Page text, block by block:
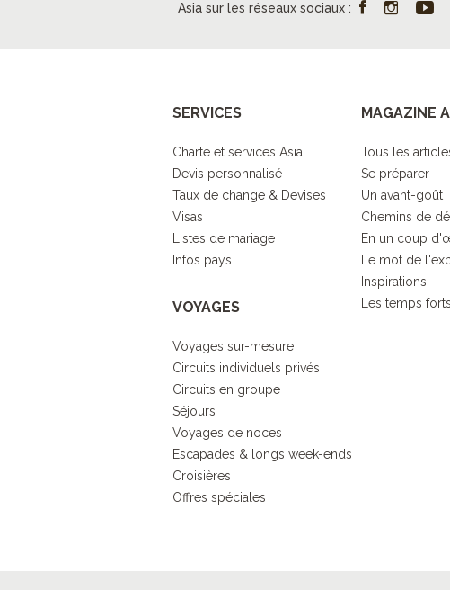
Asia sur les réseaux sociaux :
SERVICES
Charte et services Asia
Devis personnalisé
Taux de change & Devises
Visas
Listes de mariage
Infos pays
VOYAGES
Voyages sur-mesure
Circuits individuels privés
Circuits en groupe
Séjours
Voyages de noces
Escapades & longs week-ends
Croisières
Offres spéciales
MAGAZINE
Tous les
Se préparer
Un avant-goût
Chemins de
En un coup
Le mot de
Inspirations
Les temps